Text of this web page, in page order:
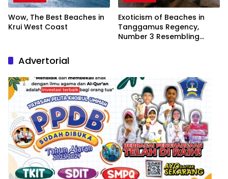
Wow, The Best Beaches in
Krui West Coast
Exoticism of Beaches in
Tanggamus Regency,
Number 3 Resembling
Advertorial